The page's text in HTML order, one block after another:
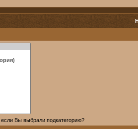
Вы выбрали подкатегорию?